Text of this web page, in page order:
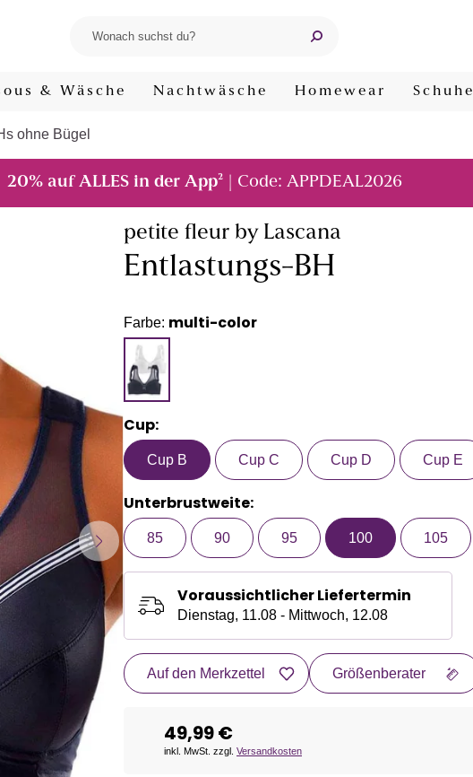
& Wäsche Nachtwäsche Homewear Schuhe
ohne Bügel
20% auf ALLES in der App²| Code: APPDEAL2026
petite fleur by Lascana
Entlastungs-BH
Farbe: multi-color
Cup:
Cup B Cup C Cup D Cup E
Unterbrustweite:
85 90 95 100 105
Voraussichtlicher Liefertermin
Dienstag, 11.08 - Mittwoch, 12.08
Auf den Merkzettel Größenberater
49,99 €
inkl. MwSt. zzgl. Versandkosten